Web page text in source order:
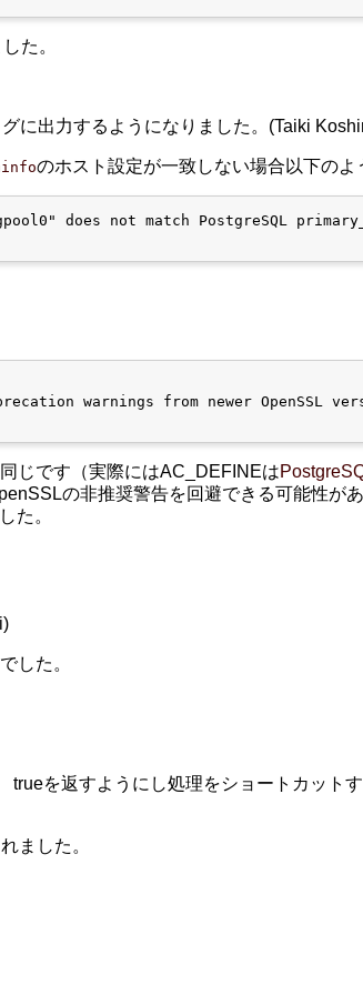
た。
に出力するようになりました。(Taiki
のホスト設定が一致しない場合以下のよ
does not match PostgreSQL
warnings from newer OpenSSL
じです（実際にはAC_DEFINEは
の非推奨警告を回避できる可能性が
た。
した。
を返すようにし処理をショートカット
ました。